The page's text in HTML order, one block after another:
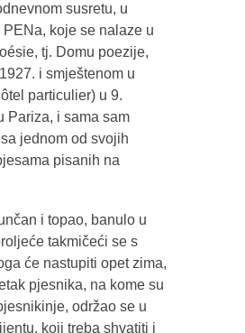
susretu, u
PENa, koje se nalaze u
tj. Domu poezije,
i smještenom u
particulier) u 9.
Pariza, i sama sam
jednom od svojih
pisanih na
i topao, banulo u
takmičeći se s
će nastupiti opet zima,
pjesnika, na kome su
održao se u
koji treba shvatiti i